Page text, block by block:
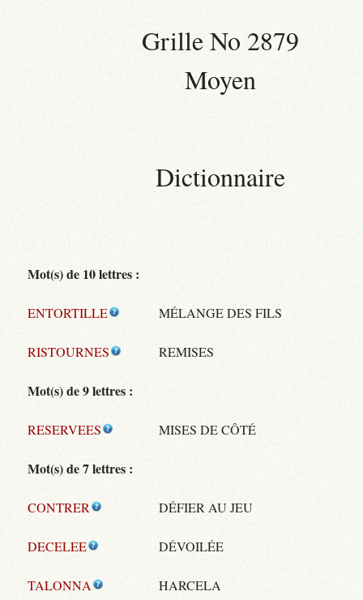
Grille No 2879
Moyen
Dictionnaire
Mot(s) de 10 lettres :
ENTORTILLE MÉLANGE DES FILS
RISTOURNES REMISES
Mot(s) de 9 lettres :
RESERVEES MISES DE CÔTÉ
Mot(s) de 7 lettres :
CONTRER DÉFIER AU JEU
DECELEE DÉVOILÉE
TALONNA HARCELA